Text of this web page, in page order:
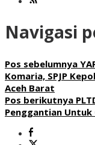
Navigasi
Pos sebelumnya
Komaria, SPJP
Aceh Barat
Pos berikutnya
Penggantian Untuk